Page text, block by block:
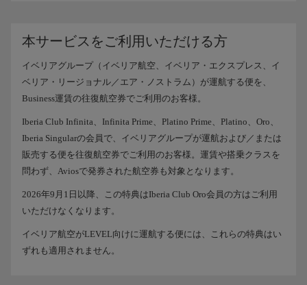
本サービスをご利用いただける方
イベリアグループ（イベリア航空、イベリア・エクスプレス、イ
ベリア・リージョナル／エア・ノストラム）が運航する便を、
Business運賃の往復航空券でご利用のお客様。
Iberia Club Infinita、Infinita Prime、Platino Prime、Platino、Oro、
Iberia Singularの会員で、イベリアグループが運航および／または
販売する便を往復航空券でご利用のお客様。運賃や搭乗クラスを
問わず、Aviosで発券された航空券も対象となります。
2026年9月1日以降、この特典はIberia Club Oro会員の方はご利用
いただけなくなります。
イベリア航空がLEVEL向けに運航する便には、これらの特典はい
ずれも適用されません。